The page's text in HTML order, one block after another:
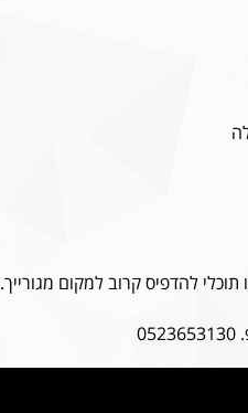
להדפיס קרוב למקום מגורייך.